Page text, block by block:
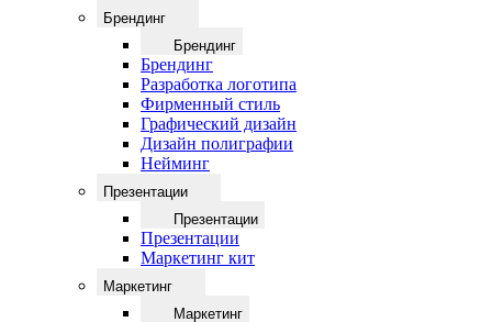
Брендинг
Брендинг
Брендинг
Разработка логотипа
Фирменный стиль
Графический дизайн
Дизайн полиграфии
Нейминг
Презентации
Презентации
Презентации
Маркетинг кит
Маркетинг
Маркетинг